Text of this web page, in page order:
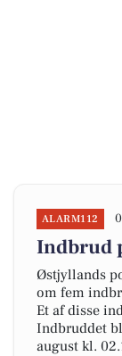
ALARM112
Indbrud
Østjyllands
om fem
Et af disse
Indbruddet
august kl.